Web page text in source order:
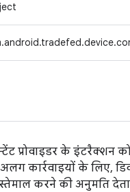
प्रोवाइडर के इंटरैक्शन
कार्रवाइयों के लिए,
करने की अनुमति